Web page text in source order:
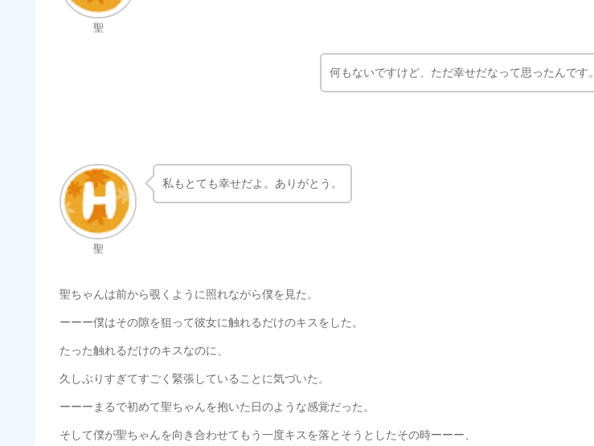
聖
何もないですけど、ただ幸せだなって思ったんです。
聖
私もとても幸せだよ。ありがとう。
聖ちゃんは前から覗くように照れながら僕を見た。
ーーー僕はその隙を狙って彼女に触れるだけのキスをした。
たった触れるだけのキスなのに、
久しぶりすぎてすごく緊張していることに気づいた。
ーーーまるで初めて聖ちゃんを抱いた日のような感覚だった。
そして僕が聖ちゃんを向き合わせてもう一度キスを落とそうとしたその時ーーー、